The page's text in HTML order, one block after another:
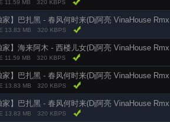
11.59 MB 320 KBPS
家】巴扎黑 - 春风何时来(Dj阿亮 VinaHouse
13.83 MB 320 KBPS
家】海来阿木 - 西楼儿女(Dj阿亮 VinaHouse
11.59 MB 320 KBPS
家】巴扎黑 - 春风何时来(Dj阿亮 VinaHouse
13.83 MB 320 KBPS
家】巴扎黑 - 春风何时来(Dj阿亮 VinaHouse
13.83 MB 320 KBPS